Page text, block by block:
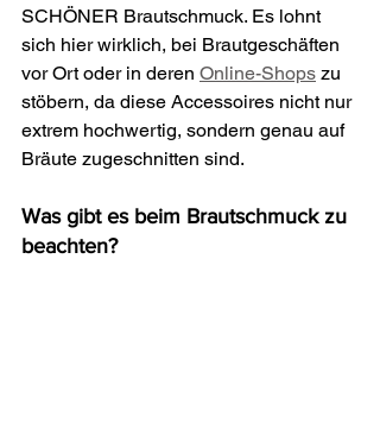
SCHÖNER Brautschmuck. Es lohnt
sich hier wirklich, bei Brautgeschäften
vor Ort oder in deren Online-Shops zu
stöbern, da diese Accessoires nicht nur
extrem hochwertig, sondern genau auf
Bräute zugeschnitten sind.
Was gibt es beim Brautschmuck zu
beachten?